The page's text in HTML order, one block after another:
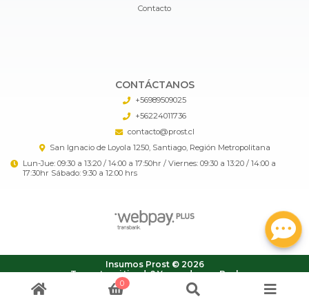
Contacto
CONTÁCTANOS
+56989509025
+56224011736
contacto@prost.cl
San Ignacio de Loyola 1250, Santiago, Región Metropolitana
Lun-Jue: 09:30 a 13:20 / 14:00 a 17:50hr / Viernes: 09:30 a 13:20 / 14:00 a
17:30hr Sábado: 9:30 a 12:00 hrs
Insumos Prost © 2026
¿Te gusta mi tienda? Yo vendo conBsale
0